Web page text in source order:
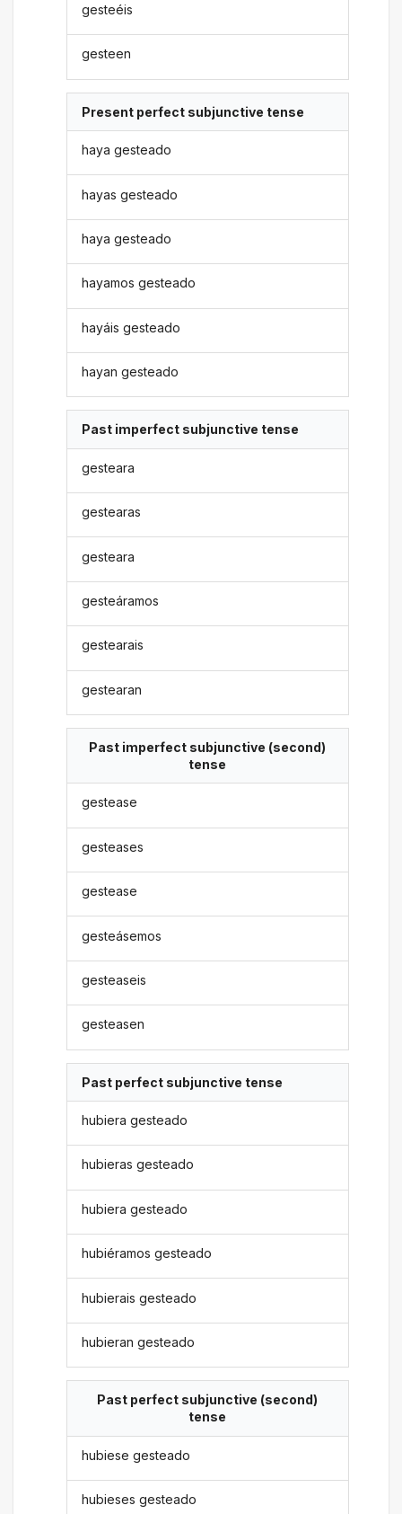
gesteéis
gesteen
Present perfect subjunctive tense
haya gesteado
hayas gesteado
haya gesteado
hayamos gesteado
hayáis gesteado
hayan gesteado
Past imperfect subjunctive tense
gesteara
gestearas
gesteara
gesteáramos
gestearais
gestearan
Past imperfect subjunctive (second)
tense
gestease
gesteases
gestease
gesteásemos
gesteaseis
gesteasen
Past perfect subjunctive tense
hubiera gesteado
hubieras gesteado
hubiera gesteado
hubiéramos gesteado
hubierais gesteado
hubieran gesteado
Past perfect subjunctive (second)
tense
hubiese gesteado
hubieses gesteado